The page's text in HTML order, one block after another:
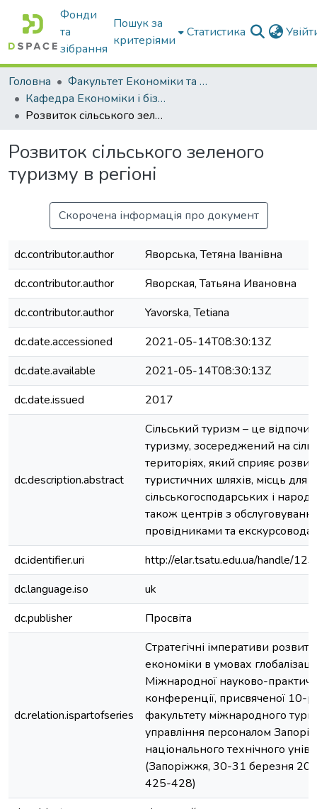
Фонди
та
зібрання
Пошук за
критеріями
Статистика
Головна
Факультет Економіки та бізнесу
Кафедра Економіки і бізнесу
Розвиток сільського зеленого туризму в регіоні
Розвиток сільського зеленого
туризму в регіоні
Скорочена інформація про документ
dc.contributor.author
Яворська, Тетяна Іванівна
dc.contributor.author
Яворская, Татьяна Ивановна
dc.contributor.author
Yavorska, Tetiana
dc.date.accessioned
2021-05-14T08:30:13Z
dc.date.available
2021-05-14T08:30:13Z
dc.date.issued
2017
dc.description.abstract
Сільський туризм – це
туризму, зосереджений на
територіях, який сприяє
туристичних шляхів, місць для
сільськогосподарських і
також центрів з
провідниками та
dc.identifier.uri
http://elar.tsatu.edu.ua/handle/
dc.language.iso
uk
dc.publisher
Просвіта
dc.relation.ispartofseries
Стратегічні імперативи
економіки в умовах
Міжнародної науково-
конференції, присвяченої 10-
факультету міжнародного
управління персоналом
національного технічного
(Запоріжжя, 30-31 березня
425-428)